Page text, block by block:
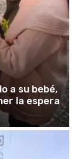
a su bebé,
la espera